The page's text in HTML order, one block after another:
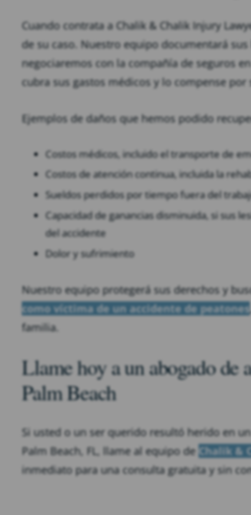
Cuando contrata a Chalik & Chalik Injury
de su caso. Nuestro equipo documentará
negociaremos con la compañía de seguros
cubra sus gastos médicos y lo compense por
Ejemplos de daños que hemos podido
Costos médicos, incluido el transporte de
Costos de atención continua, incluida la
Sueldos perdidos por tiempo fuera del
Capacidad de ganancias disminuida, si sus
del accidente
Dolor y sufrimiento
Nuestro equipo protegerá sus derechos y
como víctima de un accidente de peatones
familia.
Llame hoy a un abogado de
Palm Beach
Si usted o un ser querido resultó herido en
Palm Beach, FL, llame al equipo de Chalik &
inmediato para una consulta gratuita y sin